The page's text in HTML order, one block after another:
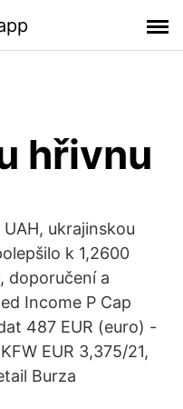
hřivnu
ukrajinskou
k 1,2600
doporučení a
Income P Cap
487 EUR (euro) -
EUR 3,375/21,
Burza